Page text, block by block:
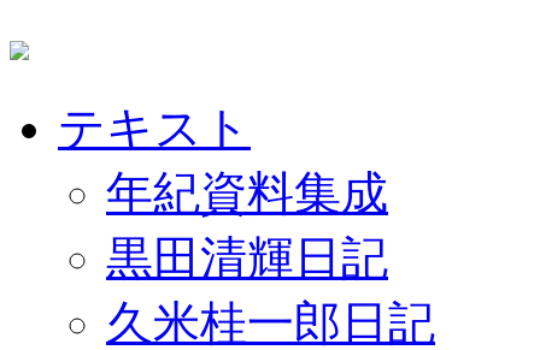
テキスト
年紀資料集成
黒田清輝日記
久米桂一郎日記